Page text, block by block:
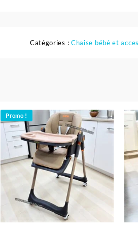
Catégories : Chaise bébé et
Promo !